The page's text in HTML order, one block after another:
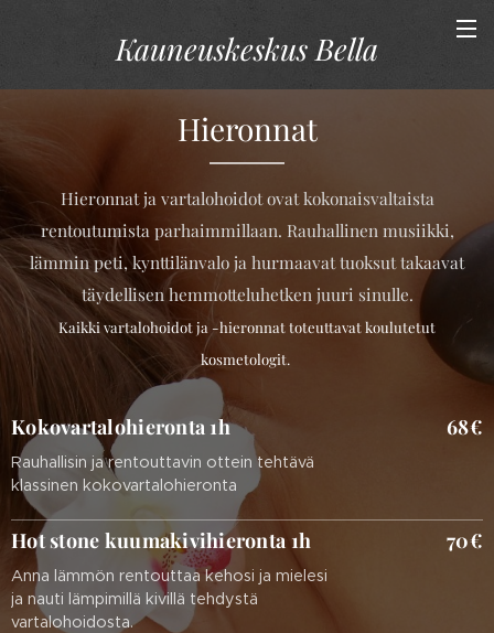
Kauneuskeskus Bella
Hieronnat
Hieronnat ja vartalohoidot ovat kokonaisvaltaista
rentoutumista parhaimmillaan. Rauhallinen musiikki,
lämmin peti, kynttilänvalo ja hurmaavat tuoksut takaavat
täydellisen hemmotteluhetken juuri sinulle.
Kaikki vartalohoidot ja -hieronnat toteuttavat koulutetut
kosmetologit.
Kokovartalohieronta 1h
Rauhallisin ja rentouttavin ottein tehtävä
klassinen kokovartalohieronta
68€
Hot stone kuumakivihieronta 1h
Anna lämmön rentouttaa kehosi ja mielesi
ja nauti lämpimillä kivillä tehdystä
vartalohoidosta.
70€